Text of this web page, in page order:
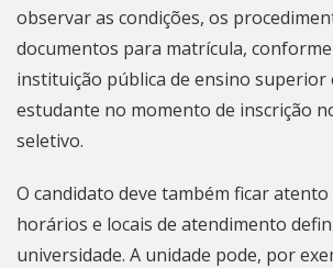
observar as condições, os
documentos para matrícula,
instituição pública de ensino superior
estudante no momento de inscrição
seletivo.
O candidato deve também ficar atento
horários e locais de atendimento
universidade. A unidade pode, por